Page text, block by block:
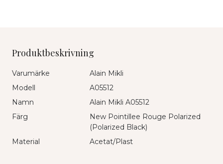
Produktbeskrivning
Varumärke
Alain Mikli
Modell
A05512
Namn
Alain Mikli A05512
Färg
New Pointillee Rouge Polarized
(Polarized Black)
Material
Acetat/Plast